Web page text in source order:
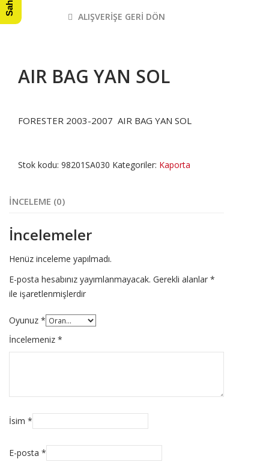
ALIŞVERIŞE GERI DÖN
AIR BAG YAN SOL
FORESTER 2003-2007 AIR BAG YAN SOL
Stok kodu: 98201SA030 Kategoriler: Kaporta
İNCELEME (0)
İncelemeler
Henüz inceleme yapılmadı.
E-posta hesabınız yayımlanmayacak. Gerekli alanlar *
ile işaretlenmişlerdir
Oyunuz *
İncelemeniz *
İsim *
E-posta *